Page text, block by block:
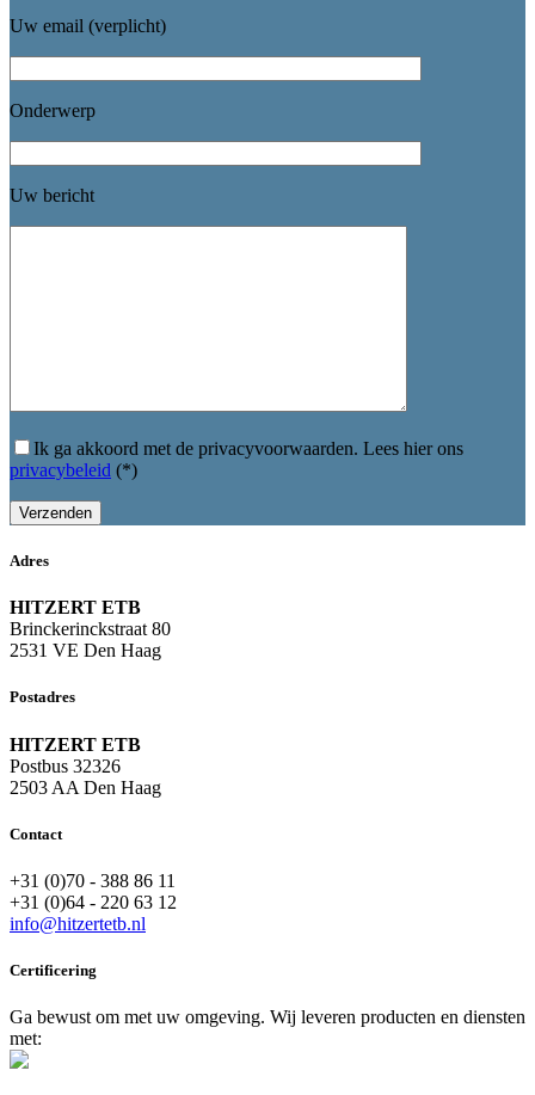
Uw email (verplicht)
Onderwerp
Uw bericht
Ik ga akkoord met de privacyvoorwaarden. Lees hier ons
privacybeleid (*)
Adres
HITZERT ETB
Brinckerinckstraat 80
2531 VE Den Haag
Postadres
HITZERT ETB
Postbus 32326
2503 AA Den Haag
Contact
+31 (0)70 - 388 86 11
+31 (0)64 - 220 63 12
info@hitzertetb.nl
Certificering
Ga bewust om met uw omgeving. Wij leveren producten en diensten
met: